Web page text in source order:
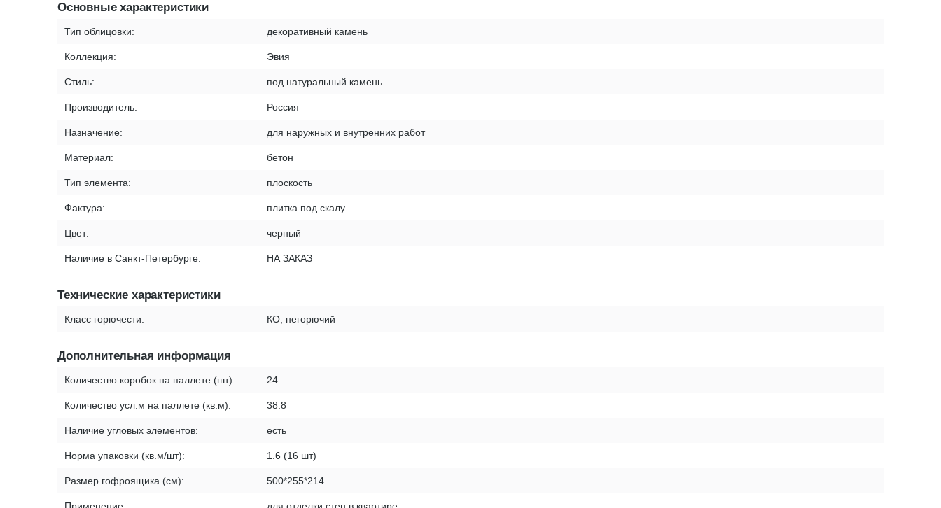
Основные характеристики
Тип облицовки: декоративный камень
Коллекция: Эвия
Стиль: под натуральный камень
Производитель: Россия
Назначение: для наружных и внутренних работ
Материал: бетон
Тип элемента: плоскость
Фактура: плитка под скалу
Цвет: черный
Наличие в Санкт-Петербурге: НА ЗАКАЗ
Технические характеристики
Класс горючести: КО, негорючий
Дополнительная информация
Количество коробок на паллете (шт): 24
Количество усл.м на паллете (кв.м): 38.8
Наличие угловых элементов: есть
Норма упаковки (кв.м/шт): 1.6 (16 шт)
Размер гофроящика (см): 500*255*214